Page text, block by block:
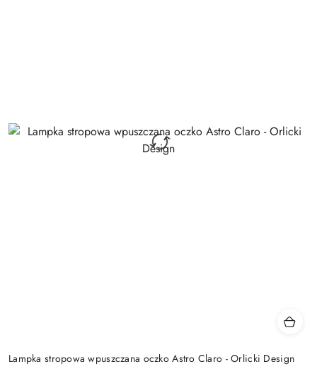
Lampka stropowa wpuszczana oczko Astro Claro - Orlicki Design